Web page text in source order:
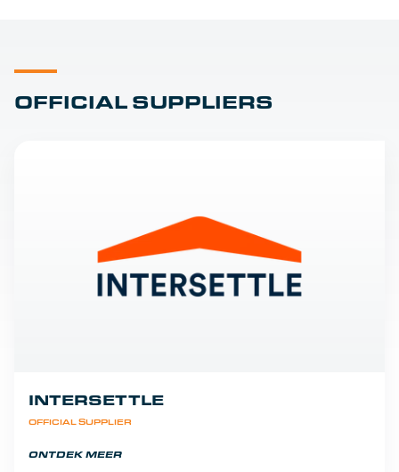
OFFICIAL SUPPLIERS
OFFICIAL SUPPLIER
INTERSETTLE
ONTDEK MEER